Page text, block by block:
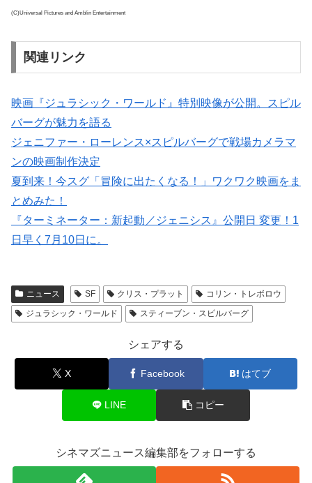
(C)Universal Pictures and Amblin Entertainment
関連リンク
映画『ジュラシック・ワールド』特別映像が公開。スピル
バーグが魅力を語る
ジェニファー・ローレンス×スピルバーグで戦場カメラマ
ンの映画制作決定
夏到来！今スグ「冒険に出たくなる！」ワクワク映画をま
とめみた！
『ターミネーター：新起動／ジェニシス』公開日 変更！1
日早く7月10日に。
ニュース SF クリス・プラット
コリン・トレボロウ
ジュラシック・ワールド
スティーブン・スピルバーグ
シェアする
X Facebook はてブ
LINE コピー
シネマズニュース編集部をフォローする